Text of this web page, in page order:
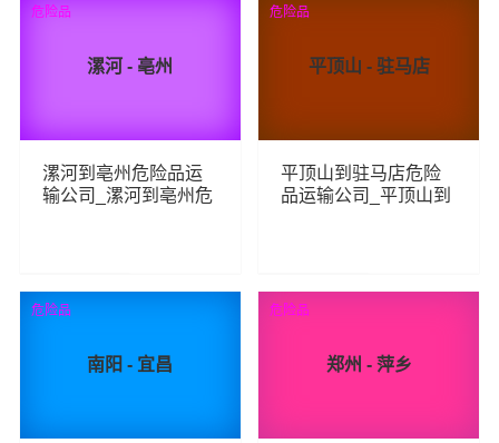
漯河 - 亳州
漯河到亳州危险品运
输公司_漯河到亳州危
97 查看详细
危险品
平顶山 - 驻马店
平顶山到驻马店危险
品运输公司_平顶山到
64 查看详细
危险品
南阳 - 宜昌
危险品
郑州 - 萍乡
危险品